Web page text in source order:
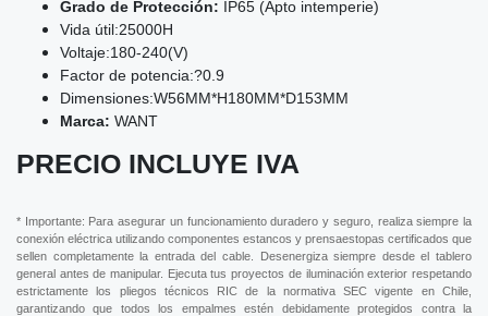
Grado de Protección: IP65 (Apto intemperie)
Vida útil:25000H
Voltaje:180-240(V)
Factor de potencia:?0.9
Dimensiones:W56MM*H180MM*D153MM
Marca: WANT
PRECIO INCLUYE IVA
* Importante: Para asegurar un funcionamiento duradero y seguro, realiza siempre la
conexión eléctrica utilizando componentes estancos y prensaestopas certificados que
sellen completamente la entrada del cable. Desenergiza siempre desde el tablero
general antes de manipular. Ejecuta tus proyectos de iluminación exterior respetando
estrictamente los pliegos técnicos RIC de la normativa SEC vigente en Chile,
garantizando que todos los empalmes estén debidamente protegidos contra la